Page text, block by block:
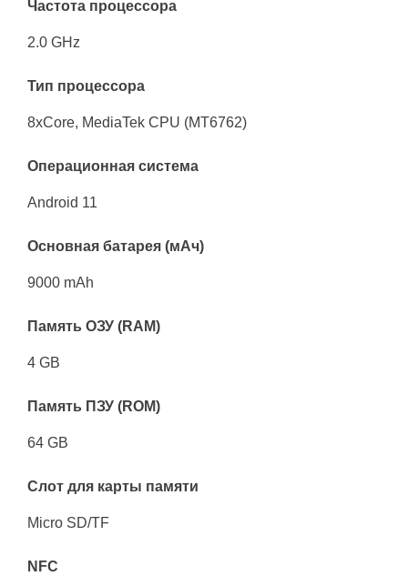
Частота процессора
2.0 GHz
Тип процессора
8xCore, MediaTek CPU (MT6762)
Операционная система
Android 11
Основная батарея (мАч)
9000 mAh
Память ОЗУ (RAM)
4 GB
Память ПЗУ (ROM)
64 GB
Слот для карты памяти
Micro SD/TF
NFC